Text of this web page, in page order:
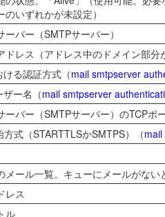
のいずれかが未設定）
バー（SMTPサーバー）
ドレス（アドレス中のドメイン部
る認証方式（mail smtpserver
ー名（mail smtpserver
ーバー（SMTPサーバー）のTCPポ
式（STARTTLSかSMTPS）（
メール一覧。キューにメールがな
レス
ル